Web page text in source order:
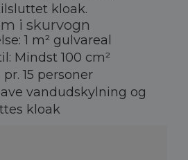
kloak.
i skurvogn
1 m² gulvareal
Mindst 100 cm²
15 personer
vandudskylning og
kloak